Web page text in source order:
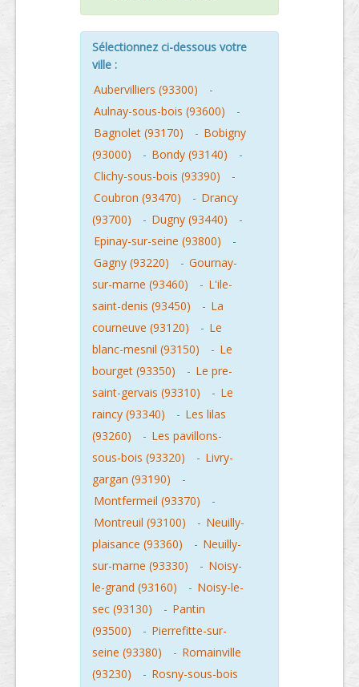
Sélectionnez ci-dessous votre
ville :
Aubervilliers (93300)
-
Aulnay-sous-bois (93600)
-
Bagnolet (93170)
- Bobigny
(93000)
- Bondy (93140)
-
Clichy-sous-bois (93390)
-
Coubron (93470)
- Drancy
(93700)
- Dugny (93440)
-
Epinay-sur-seine (93800)
-
Gagny (93220)
- Gournay-
sur-marne (93460)
- L'ile-
saint-denis (93450)
- La
courneuve (93120)
- Le
blanc-mesnil (93150)
- Le
bourget (93350)
- Le pre-
saint-gervais (93310)
- Le
raincy (93340)
- Les lilas
(93260)
- Les pavillons-
sous-bois (93320)
- Livry-
gargan (93190)
-
Montfermeil (93370)
-
Montreuil (93100)
- Neuilly-
plaisance (93360)
- Neuilly-
sur-marne (93330)
- Noisy-
le-grand (93160)
- Noisy-le-
sec (93130)
- Pantin
(93500)
- Pierrefitte-sur-
seine (93380)
- Romainville
(93230)
- Rosny-sous-bois